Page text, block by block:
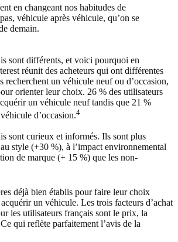
en changeant nos habitudes de
véhicule après véhicule, qu’on se
demain.
sont différents, et voici pourquoi en
réunit des acheteurs qui ont différentes
recherchent un véhicule neuf ou d’occasion,
orienter leur choix. 26 % des utilisateurs
un véhicule neuf tandis que 21 %
d’occasion.4
sont curieux et informés. Ils sont plus
style (+30 %), à l’impact environnemental
de marque (+ 15 %) que les non-
déjà bien établis pour faire leur choix
un véhicule. Les trois facteurs d’achat
les utilisateurs français sont le prix, la
qui reflète parfaitement l’avis de la